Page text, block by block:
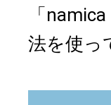
「
法を使っ